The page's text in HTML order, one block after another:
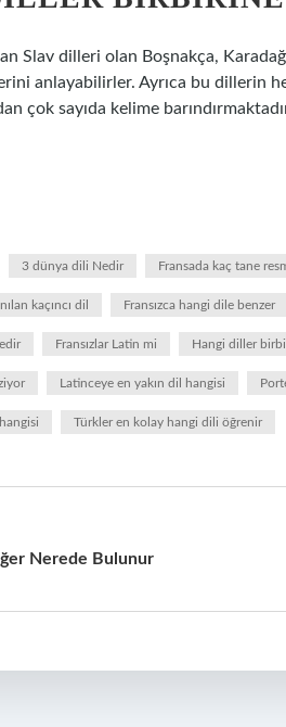
Slav dilleri olan Boşnakça,
anlayabilirler. Ayrıca bu dillerin
çok sayıda kelime
3 dünya dili Nedir Fransada kaç tane
kaçıncı dil Fransızca hangi dile benzer
Fransızlar Latin mi Hangi diller
Latinceye en yakın dil hangisi
Türkler en kolay hangi dili öğrenir
Nerede Bulunur